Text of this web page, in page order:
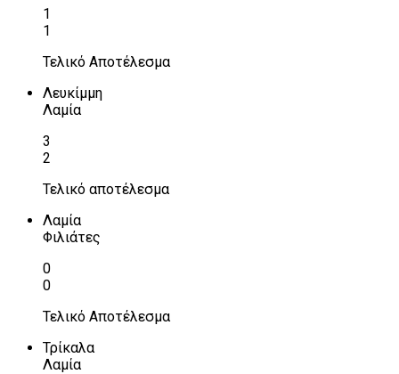
1
1
Τελικό Αποτέλεσμα
Λευκίμμη
Λαμία
3
2
Τελικό αποτέλεσμα
Λαμία
Φιλιάτες
0
0
Τελικό Αποτέλεσμα
Τρίκαλα
Λαμία